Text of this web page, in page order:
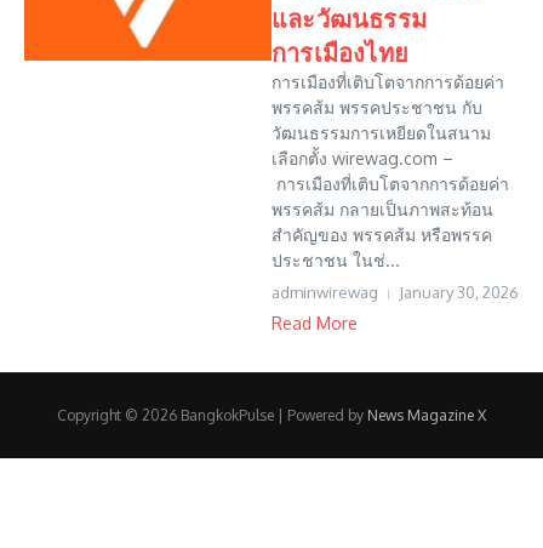
และวัฒนธรรม
การเมืองไทย
การเมืองที่เติบโตจากการด้อยค่า
พรรคส้ม พรรคประชาชน กับ
วัฒนธรรมการเหยียดในสนาม
เลือกตั้ง wirewag.com –
การเมืองที่เติบโตจากการด้อยค่า
พรรคส้ม กลายเป็นภาพสะท้อน
สำคัญของ พรรคส้ม หรือพรรค
ประชาชน ในช่...
adminwirewag January 30, 2026
Read More
Copyright © 2026 BangkokPulse | Powered by News Magazine X